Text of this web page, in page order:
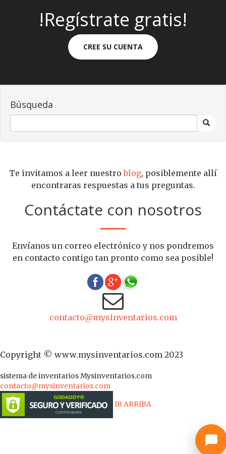
!Regístrate gratis!
CREE SU CUENTA
Búsqueda
Te invitamos a leer nuestroblog, posiblemente allí
encontraras respuestas a tus preguntas.
Contáctate con nosotros
Envíanos un correo electrónico y nos pondremos
en contacto contigo tan pronto como sea posible!
contacto@mysinventarios.com
Copyright © www.mysinventarios.com 2023
sistema de inventariosMysinventarios.com
contacto@mysinventarios.com
IR ARRIBA